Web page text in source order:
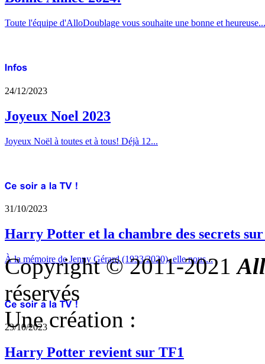
Toute l'équipe d'AlloDoublage vous souhaite une bonne et heureuse...
24/12/2023
Joyeux Noel 2023
Joyeux Noël à toutes et à tous! Déjà 12...
31/10/2023
Harry Potter et la chambre des secrets
À la mémoire de Jenny Gérard (1933/2020), elle nous...
23/10/2023
Harry Potter revient sur TF1
Copyright © 2011-2021
réservés
Une création :